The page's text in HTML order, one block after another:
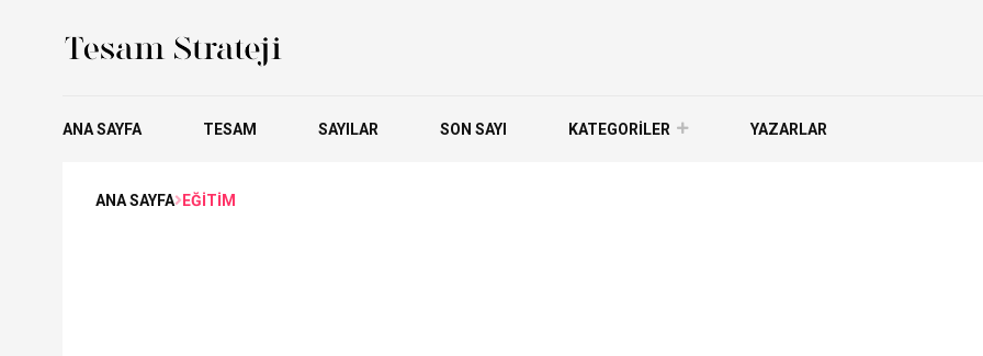
ANA SAYFA TESAM SAYILAR SON SAYI KATEGORİLER YAZARLAR
ANA SAYFA EĞİTİM